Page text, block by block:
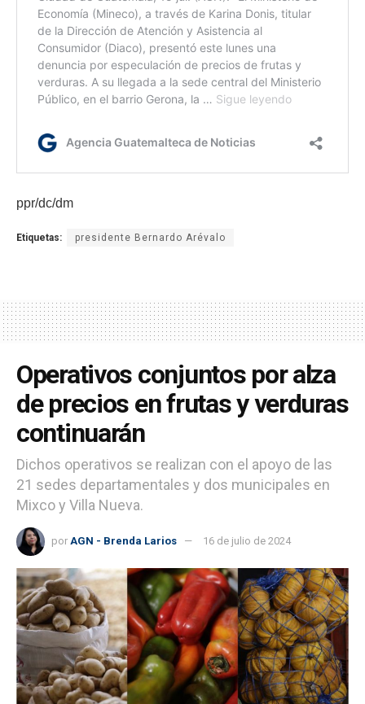
ppr/dc/dm
Etiquetas: presidente Bernardo Arévalo
Operativos conjuntos por alza
de precios en frutas y verduras
continuarán
Dichos operativos se realizan con el apoyo de las
21 sedes departamentales y dos municipales en
Mixco y Villa Nueva.
por AGN - Brenda Larios 16 de julio de 2024